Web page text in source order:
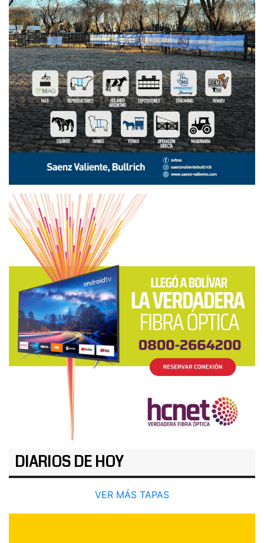
DIARIOS DE HOY
VER MÁS TAPAS